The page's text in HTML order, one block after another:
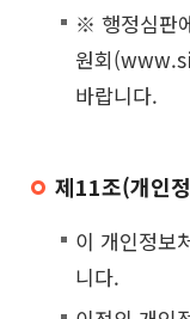
※ 행정심판
원회
바랍니다.
제11조(개인
이 개인정보
니다.